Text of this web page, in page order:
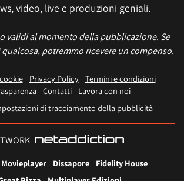
video, live e produzioni geniali.
validi al momento della pubblicazione. Se
potremmo ricevere un compenso.
Privacy Policy
Termini e condizioni
Contatti
Lavora con noi
di tracciamento della pubblicità
Movieplayer Dissapore
Fidelity House